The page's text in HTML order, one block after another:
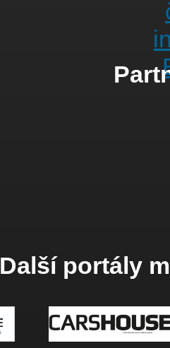
Další portály